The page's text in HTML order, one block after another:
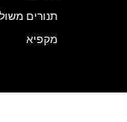
תנורים
מקפיא